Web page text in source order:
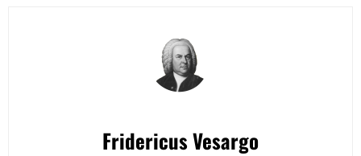
Fridericus Vesargo